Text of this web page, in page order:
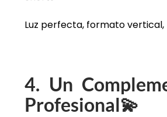
Luz perfecta, formato
4. Un
Profesional💫